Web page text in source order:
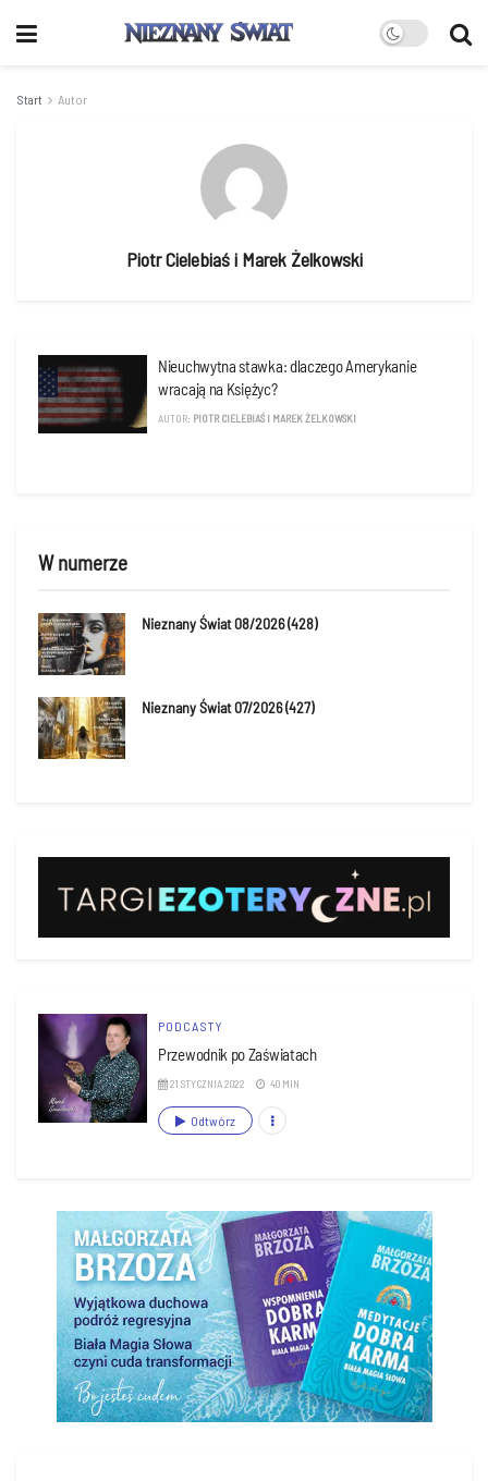
Start Autor
Piotr Cielebiaś i Marek Żelkowski
Nieuchwytna stawka: dlaczego Amerykanie
wracają na Księżyc?
AUTOR: PIOTR CIELEBIAŚ I MAREK ŻELKOWSKI
W numerze
Nieznany Świat 08/2026 (428)
Nieznany Świat 07/2026 (427)
PODCASTY
Przewodnik po Zaświatach
21 STYCZNIA 2022 40 MIN
Odtwórz